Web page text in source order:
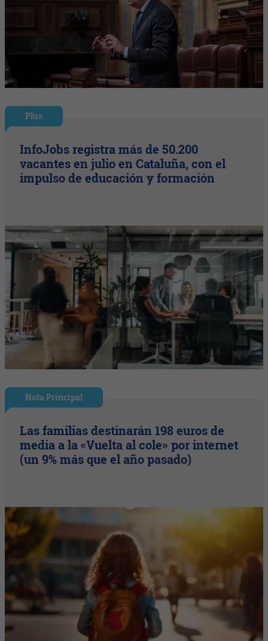
Plus
InfoJobs registra más de 50.200
vacantes en julio en Cataluña, con el
impulso de educación y formación
Nota Principal
Las familias destinarán 198 euros de
media a la «Vuelta al cole» por internet
(un 9% más que el año pasado)